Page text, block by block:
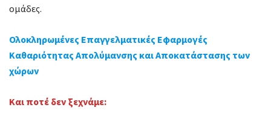
ομάδες.
Ολοκληρωμένες Επαγγελματικές Εφαρμογές
Καθαριότητας Απολύμανσης και Αποκατάστασης των
χώρων
Και ποτέ δεν ξεχνάμε: